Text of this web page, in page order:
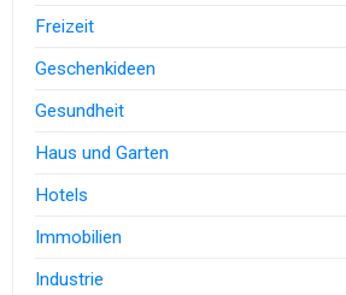
Freizeit
Geschenkideen
Gesundheit
Haus und Garten
Hotels
Immobilien
Industrie